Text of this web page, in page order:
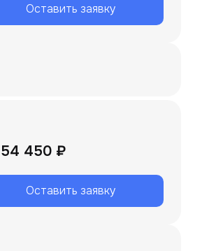
Оставить заявку
54 450 ₽
Оставить заявку